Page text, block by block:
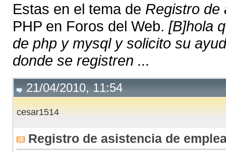
Estas en el tema de Registro de
PHP en Foros del Web. [B]hola
de php y mysql y solicito su
donde se registren ...
21/04/2010, 11:54
cesar1514
Registro de asistencia de